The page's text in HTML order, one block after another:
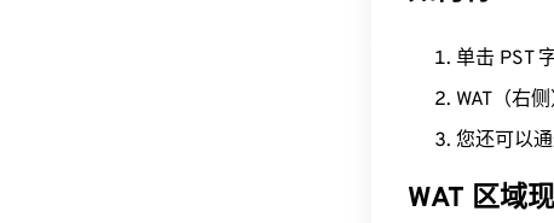
单击 PST
WAT（右
您还可以
WAT 区域